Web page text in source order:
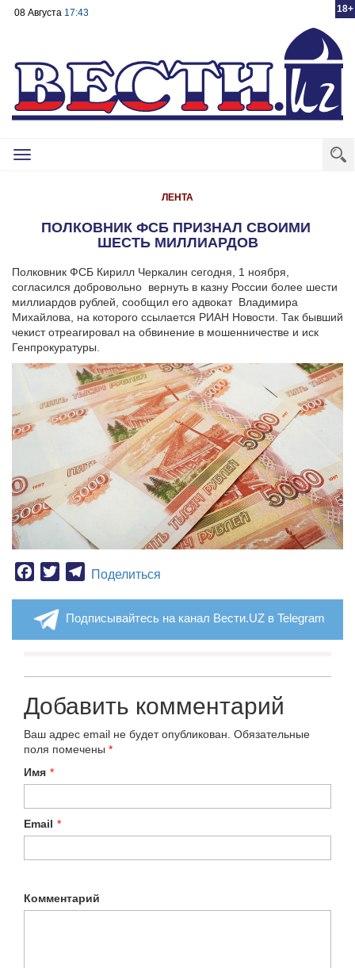
18+
08 Августа 17:43
Toggle
ЛЕНТА
ПОЛКОВНИК ФСБ ПРИЗНАЛ СВОИМИ
ШЕСТЬ МИЛЛИАРДОВ
Полковник ФСБ Кирилл Черкалин сегодня, 1 ноября,
согласился добровольно вернуть в казну России более шести
миллиардов рублей, сообщил его адвокат Владимира
Михайлова, на которого ссылается РИАН Новости. Так бывший
чекист отреагировал на обвинение в мошенничестве и иск
Генпрокуратуры.
Facebook
TwitterTelegram
Поделиться
Подписывайтесь на канал Вести.UZ в Telegram
Добавить комментарий
Ваш адрес email не будет опубликован. Обязательные
поля помечены *
Имя *
Email *
Комментарий